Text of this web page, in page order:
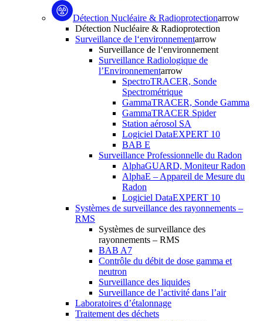
Détection Nucléaire & Radioprotectionarrow
Détection Nucléaire & Radioprotection
Surveillance de l‘environnementarrow
Surveillance de l‘environnement
Surveillance Radiologique de
l’Environnementarrow
SpectroTRACER, Sonde
Spectrométrique
GammaTRACER, Sonde Gamma
GammaTRACER Spider
Station aérosol SA
Logiciel DataEXPERT 10
BAB E
Surveillance Professionnelle du Radon
AlphaGUARD, Moniteur Radon
AlphaE – Appareil de Mesure du
Radon
Logiciel DataEXPERT 10
Systèmes de surveillance des rayonnements –
RMS
Systèmes de surveillance des
rayonnements – RMS
BAB A7
Contrôle du débit de dose gamma et
neutron
Surveillance des liquides
Surveillance de l’activité dans l’air
Laboratoires d’étalonnage
Traitement des déchets